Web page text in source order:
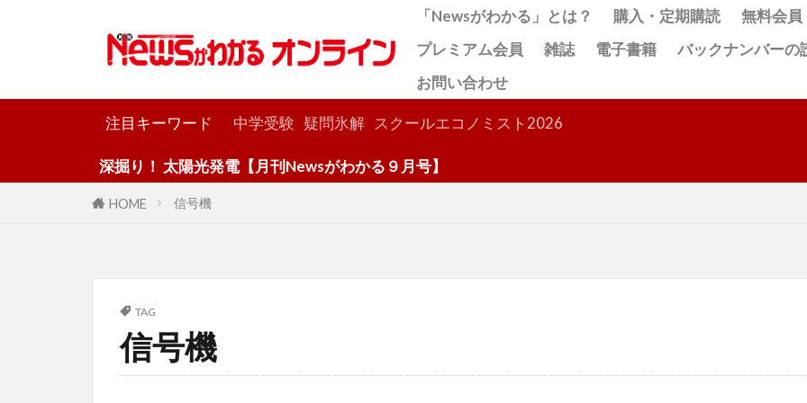
「Newsがわかる」とは？ 購入・定期購読
無料会員
プレミアム会員
雑誌 電子書籍
バックナンバーの
お問い合わせ
注目キーワード 中学受験 疑問氷解 スクールエコノミスト2026
深掘り！ 太陽光発電【月刊Newsがわかる９月号】
HOME 信号機
TAG
信号機
検索